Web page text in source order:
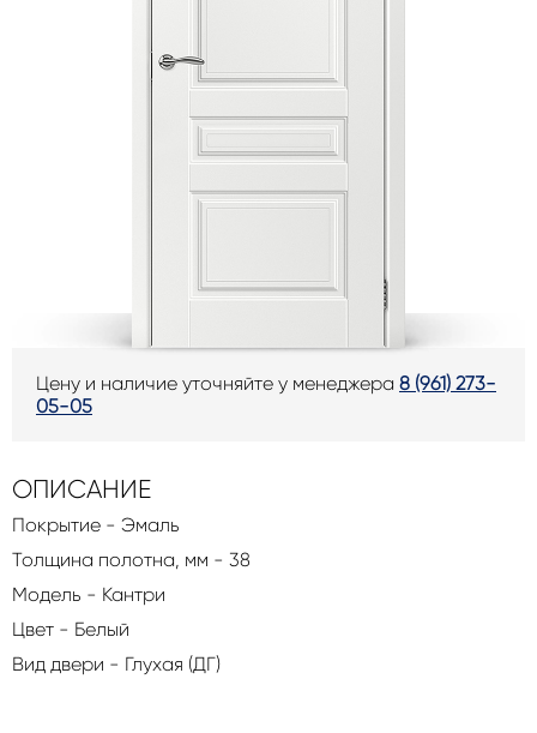
Цену и наличие уточняйте у менеджера 8 (961) 273-
05-05
ОПИСАНИЕ
Покрытие - Эмаль
Толщина полотна, мм - 38
Модель - Кантри
Цвет - Белый
Вид двери - Глухая (ДГ)